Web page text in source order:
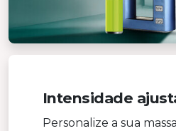
Intensidade
Personalize a sua